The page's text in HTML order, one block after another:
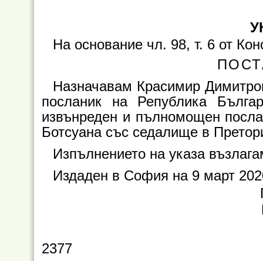
На основание чл. 98, т. 6 от
Назначавам Красимир
посланик на Република
извънреден и пълномощен
Ботсуана със седалище в
Изпълнението на указа
Издаден в София на 9 март
2377